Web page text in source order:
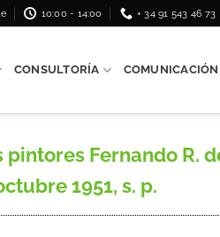
10:00 - 14:00 + 34 91 543 46 73
CONSULTORÍA COMUNICACIÓN
Fernando R.
1951, s. p.